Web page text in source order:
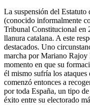
La suspensión del
(conocido informalmente
Tribunal Constitucional en
llanura catalana. A este
destacados. Uno
marcha por Mariano Rajoy
momento en que su
él mismo sufría los ataques
comenzó entonces a
por toda España, un tipo
éxito entre su electorado